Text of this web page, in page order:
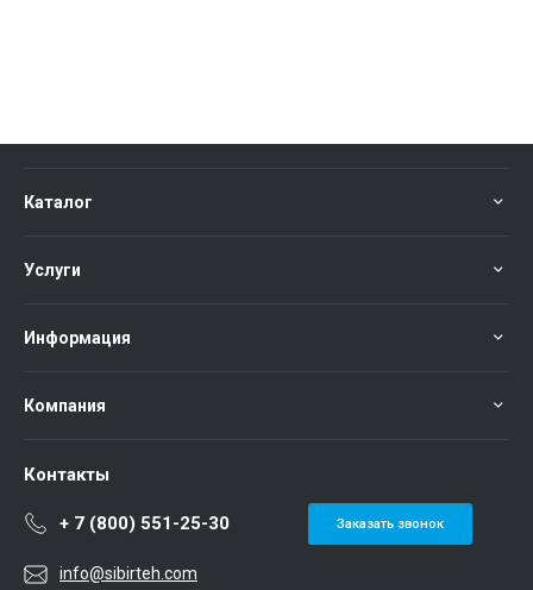
Каталог
Услуги
Информация
Компания
Контакты
+ 7 (800) 551-25-30 Заказать звонок
info@sibirteh.com